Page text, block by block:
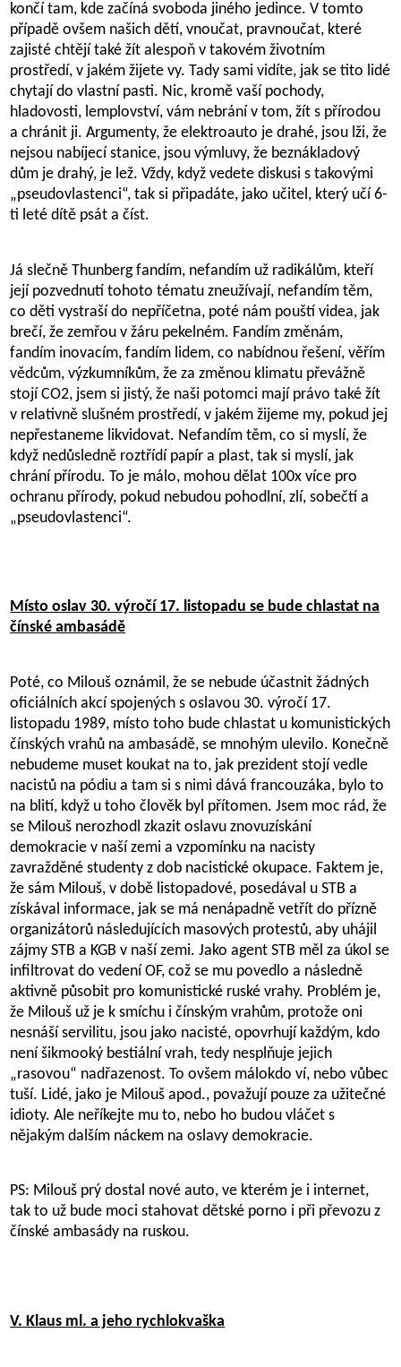
končí tam, kde začíná svoboda jiného jedince. V tomto
případě ovšem našich dětí, vnoučat, pravnoučat, které
zajisté chtějí také žít alespoň v takovém životním
prostředí, v jakém žijete vy. Tady sami vidíte, jak se tito lidé
chytají do vlastní pasti. Nic, kromě vaší pochody,
hladovosti, lemplovství, vám nebrání v tom, žít s přírodou
a chránit ji. Argumenty, že elektroauto je drahé, jsou lži, že
nejsou nabíjecí stanice, jsou výmluvy, že beznákladový
dům je drahý, je lež. Vždy, když vedete diskusi s takovými
„pseudovlastenci“, tak si připadáte, jako učitel, který učí 6-
ti leté dítě psát a číst.
Já slečně Thunberg fandím, nefandím už radikálům, kteří
její pozvednutí tohoto tématu zneužívají, nefandím těm,
co děti vystraší do nepříčetna, poté nám pouští videa, jak
brečí, že zemřou v žáru pekelném. Fandím změnám,
fandím inovacím, fandím lidem, co nabídnou řešení, věřím
vědcům, výzkumníkům, že za změnou klimatu převážně
stojí CO2, jsem si jistý, že naši potomci mají právo také žít
v relativně slušném prostředí, v jakém žijeme my, pokud jej
nepřestaneme likvidovat. Nefandím těm, co si myslí, že
když nedůsledně roztřídí papír a plast, tak si myslí, jak
chrání přírodu. To je málo, mohou dělat 100x více pro
ochranu přírody, pokud nebudou pohodlní, zlí, sobečtí a
„pseudovlastenci“.
Místo oslav 30. výročí 17. listopadu se bude chlastat na
čínské ambasádě
Poté, co Milouš oznámil, že se nebude účastnit žádných
oficiálních akcí spojených s oslavou 30. výročí 17.
listopadu 1989, místo toho bude chlastat u komunistických
čínských vrahů na ambasádě, se mnohým ulevilo. Konečně
nebudeme muset koukat na to, jak prezident stojí vedle
nacistů na pódiu a tam si s nimi dává francouzáka, bylo to
na blití, když u toho člověk byl přítomen. Jsem moc rád, že
se Milouš nerozhodl zkazit oslavu znovuzískání
demokracie v naší zemi a vzpomínku na nacisty
zavražděné studenty z dob nacistické okupace. Faktem je,
že sám Milouš, v době listopadové, posedával u STB a
získával informace, jak se má nenápadně vetřít do přízně
organizátorů následujících masových protestů, aby uhájil
zájmy STB a KGB v naší zemi. Jako agent STB měl za úkol se
infiltrovat do vedení OF, což se mu povedlo a následně
aktivně působit pro komunistické ruské vrahy. Problém je,
že Milouš už je k smíchu i čínským vrahům, protože oni
nesnáší servilitu, jsou jako nacisté, opovrhují každým, kdo
není šikmooký bestiální vrah, tedy nesplňuje jejich
„rasovou“ nadřazenost. To ovšem málokdo ví, nebo vůbec
tuší. Lidé, jako je Milouš apod., považují pouze za užitečné
idioty. Ale neříkejte mu to, nebo ho budou vláčet s
nějakým dalším náckem na oslavy demokracie.
PS: Milouš prý dostal nové auto, ve kterém je i internet,
tak to už bude moci stahovat dětské porno i při převozu z
čínské ambasády na ruskou.
V. Klaus ml. a jeho rychlokvaška